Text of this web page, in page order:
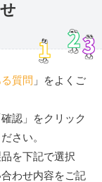
質問 」をよくご
認」をクリック
さい。
を下記で選択
わせ内容をご記